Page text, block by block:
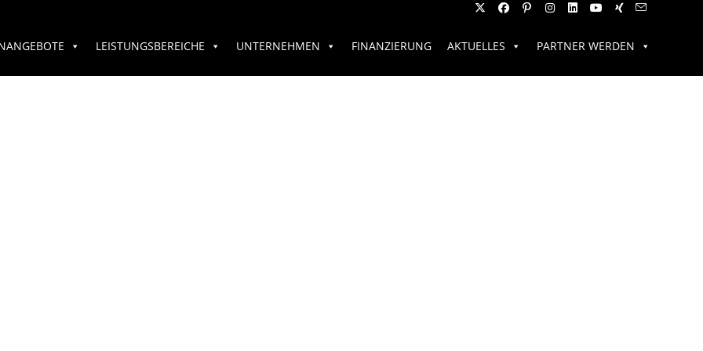
LEISTUNGSBEREICHE UNTERNEHMEN FINANZIERUNG AKTUELLES PARTNER WERDEN